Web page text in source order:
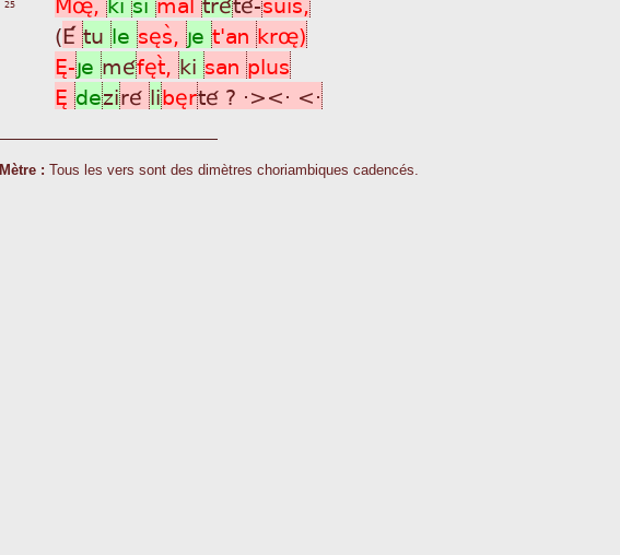
25
(É tu le sèsã, je t'an krø)
È-je méfètã, ki san plus
È deziré libèrté ? ·><· <·
Mètre : Tous les vers sont des dimètres choriambiques cadencés.